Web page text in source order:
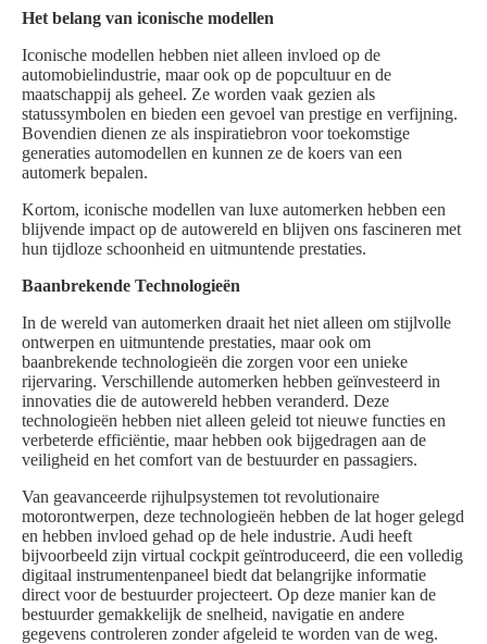
Het belang van iconische modellen
Iconische modellen hebben niet alleen invloed op de
automobielindustrie, maar ook op de popcultuur en de
maatschappij als geheel. Ze worden vaak gezien als
statussymbolen en bieden een gevoel van prestige en verfijning.
Bovendien dienen ze als inspiratiebron voor toekomstige
generaties automodellen en kunnen ze de koers van een
automerk bepalen.
Kortom, iconische modellen van luxe automerken hebben een
blijvende impact op de autowereld en blijven ons fascineren met
hun tijdloze schoonheid en uitmuntende prestaties.
Baanbrekende Technologieën
In de wereld van automerken draait het niet alleen om stijlvolle
ontwerpen en uitmuntende prestaties, maar ook om
baanbrekende technologieën die zorgen voor een unieke
rijervaring. Verschillende automerken hebben geïnvesteerd in
innovaties die de autowereld hebben veranderd. Deze
technologieën hebben niet alleen geleid tot nieuwe functies en
verbeterde efficiëntie, maar hebben ook bijgedragen aan de
veiligheid en het comfort van de bestuurder en passagiers.
Van geavanceerde rijhulpsystemen tot revolutionaire
motorontwerpen, deze technologieën hebben de lat hoger gelegd
en hebben invloed gehad op de hele industrie. Audi heeft
bijvoorbeeld zijn virtual cockpit geïntroduceerd, die een volledig
digitaal instrumentenpaneel biedt dat belangrijke informatie
direct voor de bestuurder projecteert. Op deze manier kan de
bestuurder gemakkelijk de snelheid, navigatie en andere
gegevens controleren zonder afgeleid te worden van de weg.